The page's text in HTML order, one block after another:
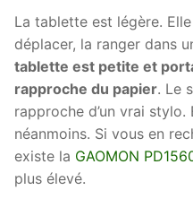
La tablette est légère.
déplacer, la ranger dans
tablette est petite et
rapproche du papier. Le
rapproche d’un vrai stylo.
néanmoins. Si vous en
existe la GAOMON
plus élevé.